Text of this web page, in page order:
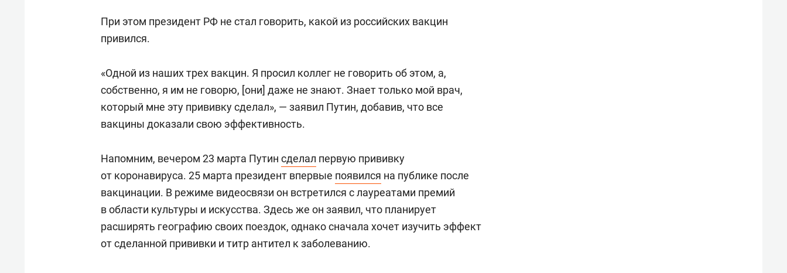
При этом президент РФ не стал говорить, какой из российских вакцин
привился.
«Одной из наших трех вакцин. Я просил коллег не говорить об этом, а,
собственно, я им не говорю, [они] даже не знают. Знает только мой врач,
который мне эту прививку сделал», — заявил Путин, добавив, что все
вакцины доказали свою эффективность.
Напомним, вечером 23 марта Путин сделал первую прививку
от коронавируса. 25 марта президент впервые появился на публике после
вакцинации. В режиме видеосвязи он встретился с лауреатами премий
в области культуры и искусства. Здесь же он заявил, что планирует
расширять географию своих поездок, однако сначала хочет изучить эффект
от сделанной прививки и титр антител к заболеванию.